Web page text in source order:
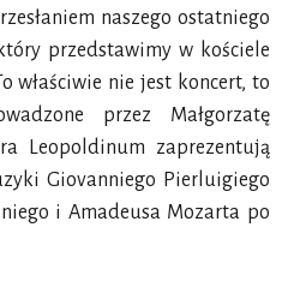
naszego ostatniego
przedstawimy w kościele
właściwie nie jest koncert, to
przez Małgorzatę
Leopoldinum zaprezentują
Giovanniego Pierluigiego
i Amadeusa Mozarta po